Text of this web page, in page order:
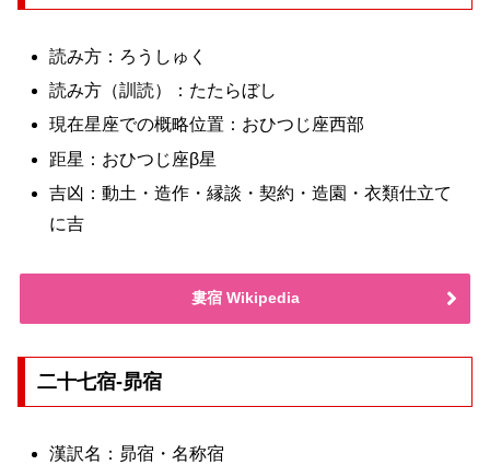
読み方：ろうしゅく
読み方（訓読）：たたらぼし
現在星座での概略位置：おひつじ座西部
距星：おひつじ座β星
吉凶：動土・造作・縁談・契約・造園・衣類仕立て
に吉
婁宿 Wikipedia
二十七宿-昴宿
漢訳名：昴宿・名称宿